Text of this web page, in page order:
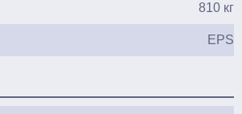
810 кг
EPS